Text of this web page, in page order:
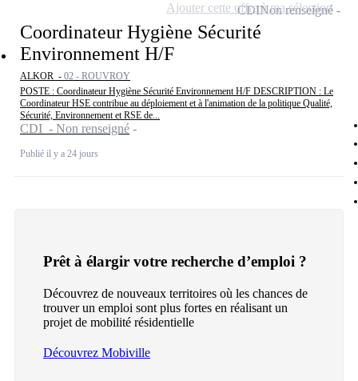
Coordinateur Hygiène Sécurité
Environnement H/F
ALKOR - 02 - ROUVROY
POSTE : Coordinateur Hygiène Sécurité Environnement H/F DESCRIPTION : Le
Coordinateur HSE contribue au déploiement et à l'animation de la politique Qualité,
Sécurité, Environnement et RSE de...
CDI - Non renseigné
Publié il y a 24 jours
CDINon renseigné
Ajouter cette offre à ma sélection
Prêt à élargir votre recherche d’emploi ?
Découvrez de nouveaux territoires où les chances de
trouver un emploi sont plus fortes en réalisant un
projet de mobilité résidentielle
Découvrez Mobiville